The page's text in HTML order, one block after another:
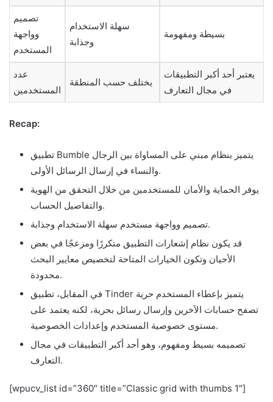
تصميم
وواجهة
المستخدم
سهلة الاستخدام
وجذابة
بسيطة ومفهومة
عدد
المستخدمين
يختلف حسب المنطقة
يعتبر أحد أكبر التطبيقات
في مجال التعارف
Recap:
تطبيق Bumble يتميز بنظام مبني على المساواة بين الرجال
والنساء في إرسال الرسائل الأولى.
يوفر الحماية والأمان للمستخدمين من خلال التحقق من الهوية
والتفاصيل الحساب.
تصميم وواجهة مستخدم سهلة الاستخدام وجذابة.
قد يكون نظام إشعارات التطبيق متكررًا ومزعجًا في بعض
الأحيان وتكون الخيارات المتاحة لتخصيص معايير البحث
محدودة.
في المقابل، تطبيق Tinder يتميز بإعطاء المستخدم حرية
تصفح حسابات الآخرين وإرسال رسائل بحرية، لكنه يعتمد على
مستوى خصوصية المستخدم وإعدادات الخصوصية.
تصميمه بسيط ومفهوم، وهو أحد أكبر التطبيقات في مجال
التعارف.
[wpucv_list id=”360″ title=”Classic grid with thumbs 1″]